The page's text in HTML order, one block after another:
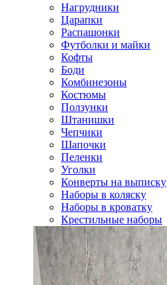
Нагрудники
Царапки
Распашонки
Футболки и майки
Кофты
Боди
Комбинезоны
Костюмы
Ползунки
Штанишки
Чепчики
Шапочки
Пеленки
Уголки
Конверты на выписку
Наборы в коляску
Наборы в кроватку
Крестильные наборы